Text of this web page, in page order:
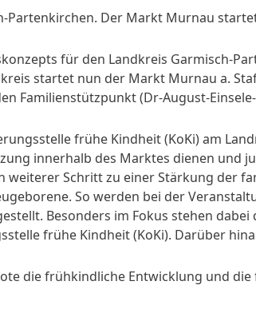
Partenkirchen. Der Markt Murnau
für den Landkreis Garmisch-
startet nun der Markt Murnau a.
Familienstützpunkt (Dr-August-
frühe Kindheit (KoKi) am
innerhalb des Marktes dienen und
Schritt zu einer Stärkung der
So werden bei der
Besonders im Fokus stehen dabei
frühe Kindheit (KoKi). Darüber
die frühkindliche Entwicklung und